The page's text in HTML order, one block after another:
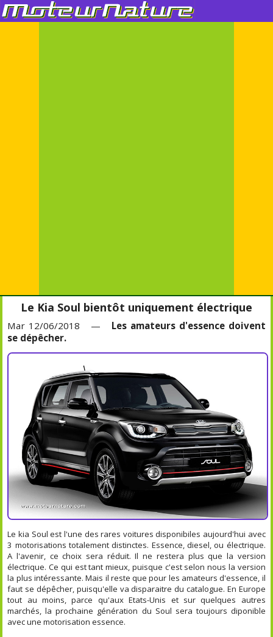
Le Kia Soul bientôt uniquement électrique
Mar 12/06/2018 — Les amateurs d'essence doivent
se dépêcher.
Le kia Soul est l'une des rares voitures disponibiles aujourd'hui avec
3 motorisations totalement distinctes. Essence, diesel, ou électrique.
A l'avenir, ce choix sera réduit. Il ne restera plus que la version
électrique. Ce qui est tant mieux, puisque c'est selon nous la version
la plus intéressante. Mais il reste que pour les amateurs d'essence, il
faut se dépêcher, puisqu'elle va disparaitre du catalogue. En Europe
tout au moins, parce qu'aux Etats-Unis et sur quelques autres
marchés, la prochaine génération du Soul sera toujours diponible
avec une motorisation essence.